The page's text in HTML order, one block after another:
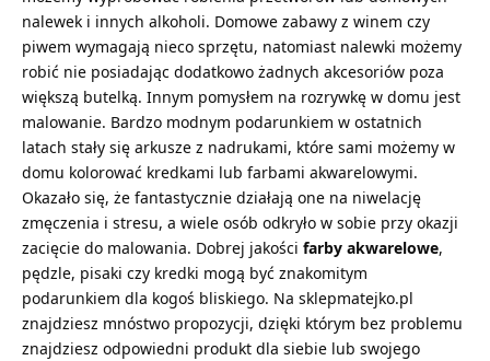
nalewek i innych alkoholi. Domowe zabawy z winem czy
piwem wymagają nieco sprzętu, natomiast nalewki możemy
robić nie posiadając dodatkowo żadnych akcesoriów poza
większą butelką. Innym pomysłem na rozrywkę w domu jest
malowanie. Bardzo modnym podarunkiem w ostatnich
latach stały się arkusze z nadrukami, które sami możemy w
domu kolorować kredkami lub farbami akwarelowymi.
Okazało się, że fantastycznie działają one na niwelację
zmęczenia i stresu, a wiele osób odkryło w sobie przy okazji
zacięcie do malowania. Dobrej jakości farby akwarelowe,
pędzle, pisaki czy kredki mogą być znakomitym
podarunkiem dla kogoś bliskiego. Na sklepmatejko.pl
znajdziesz mnóstwo propozycji, dzięki którym bez problemu
znajdziesz odpowiedni produkt dla siebie lub swojego